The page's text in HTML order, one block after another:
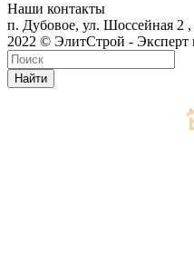
Наши контакты
п. Дубовое, ул. Шоссейная 2 ,
2022 © ЭлитСтрой - Эксперт
Найти